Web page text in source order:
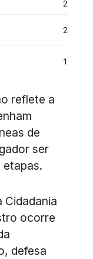
reflete a
de
ser
etapas.
Cidadania
ocorre
defesa